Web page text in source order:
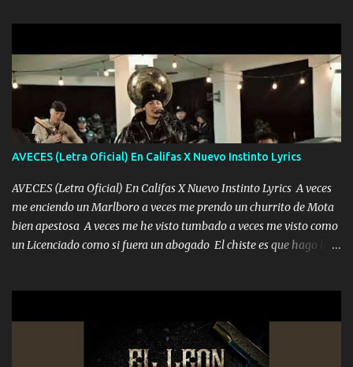
pero eso ya no va a pasar me perderé en la soledad Porque me
mirabas bonito si yo no fui el final feliz el final fue triste pa mí Y
duele no tenerte aquí sabiendo que moría por ti yo y la luna
cantamos y por ti nos embriagamos Quién sabe qué será de mí si
contigo fui muy feliz a lo mejor no lloró pero muy en el fondo te
adoro
AVECES (Letra Oficial) En Califas X Nuevo Instinto Lyrics
AVECES (Letra Oficial) En Califas X Nuevo Instinto Lyrics A veces
me enciendo un Marlboro a veces me prendo un churrito de Mota
bien apestosa A veces me he visto tumbado a veces me visto como
un Licenciado como si fuera un abogado El chiste es que hago lo
corriente no quieren verte subir de level trucha mis plebes Música
A veces me pongo un sombrero a veces me ven la cachucha de lado
con la mirada siempre en alto A veces me fajó una super o a veces